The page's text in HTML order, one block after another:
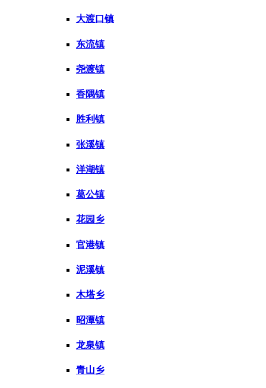
大渡口镇
东流镇
尧渡镇
香隅镇
胜利镇
张溪镇
洋湖镇
葛公镇
花园乡
官港镇
泥溪镇
木塔乡
昭潭镇
龙泉镇
青山乡